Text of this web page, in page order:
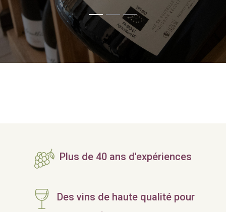
Plus de 40 ans d'expériences
Des vins de haute qualité pour